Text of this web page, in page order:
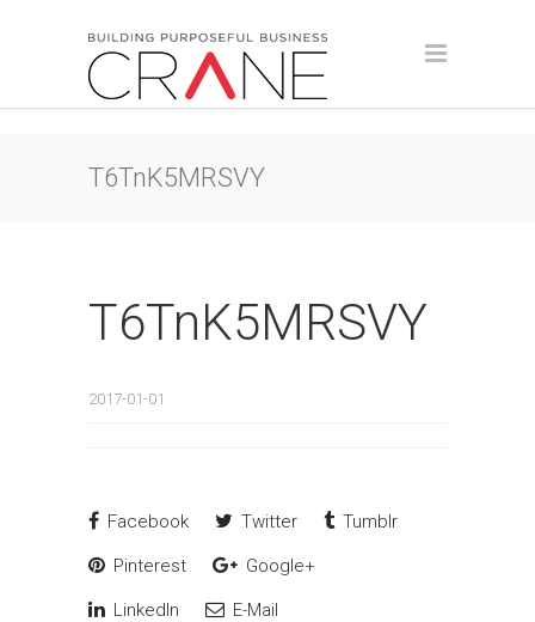
T6TnK5MRSVY
T6TnK5MRSVY
2017-01-01
Facebook Twitter Tumblr
Pinterest Google+
LinkedIn E-Mail